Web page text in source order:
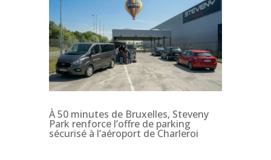
À 50 minutes de Bruxelles, Steveny
Park renforce l’offre de parking
sécurisé à l’aéroport de Charleroi